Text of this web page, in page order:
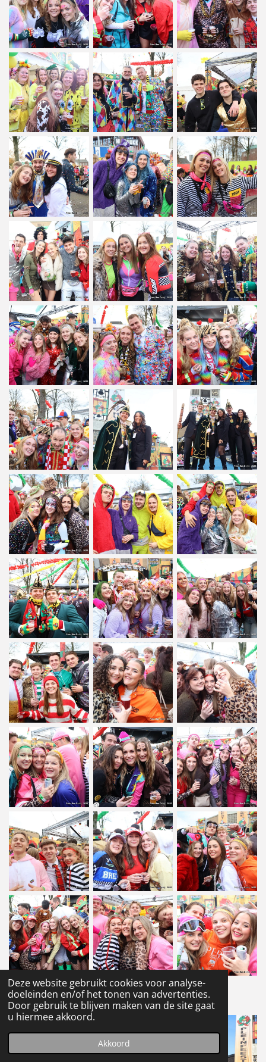
Deze website gebruikt cookies voor analyse-
doeleinden en/of het tonen van advertenties.
Door gebruik te blijven maken van de site gaat
u hiermee akkoord.
Akkoord
1 2